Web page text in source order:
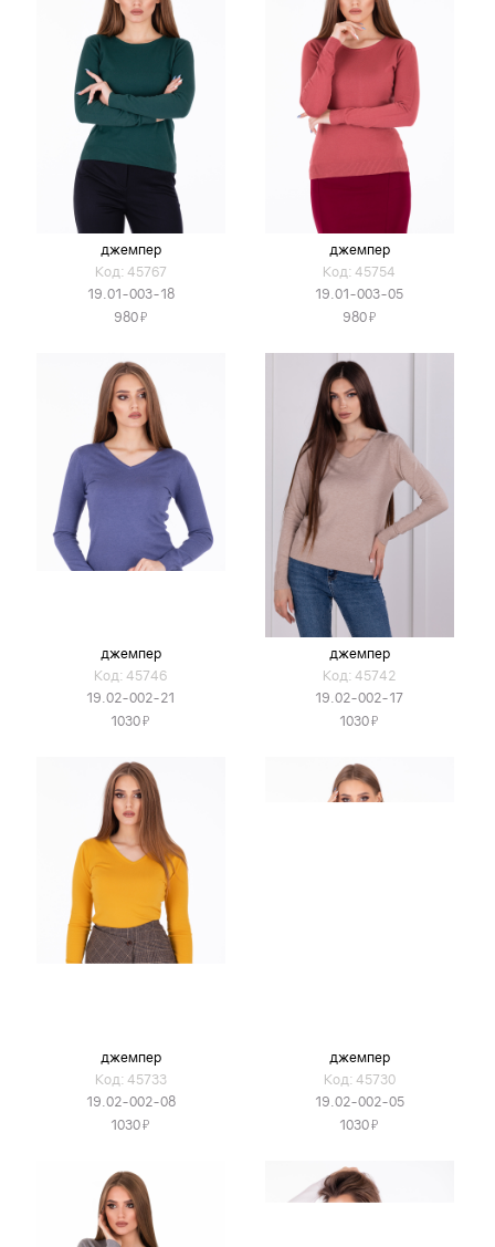
джемпер
Код: 45767
19.01-003-18
980Я
джемпер
Код: 45754
19.01-003-05
980Я
джемпер
Код: 45746
19.02-002-21
1030Я
джемпер
Код: 45742
19.02-002-17
1030Я
джемпер
Код: 45733
19.02-002-08
1030Я
джемпер
Код: 45730
19.02-002-05
1030Я